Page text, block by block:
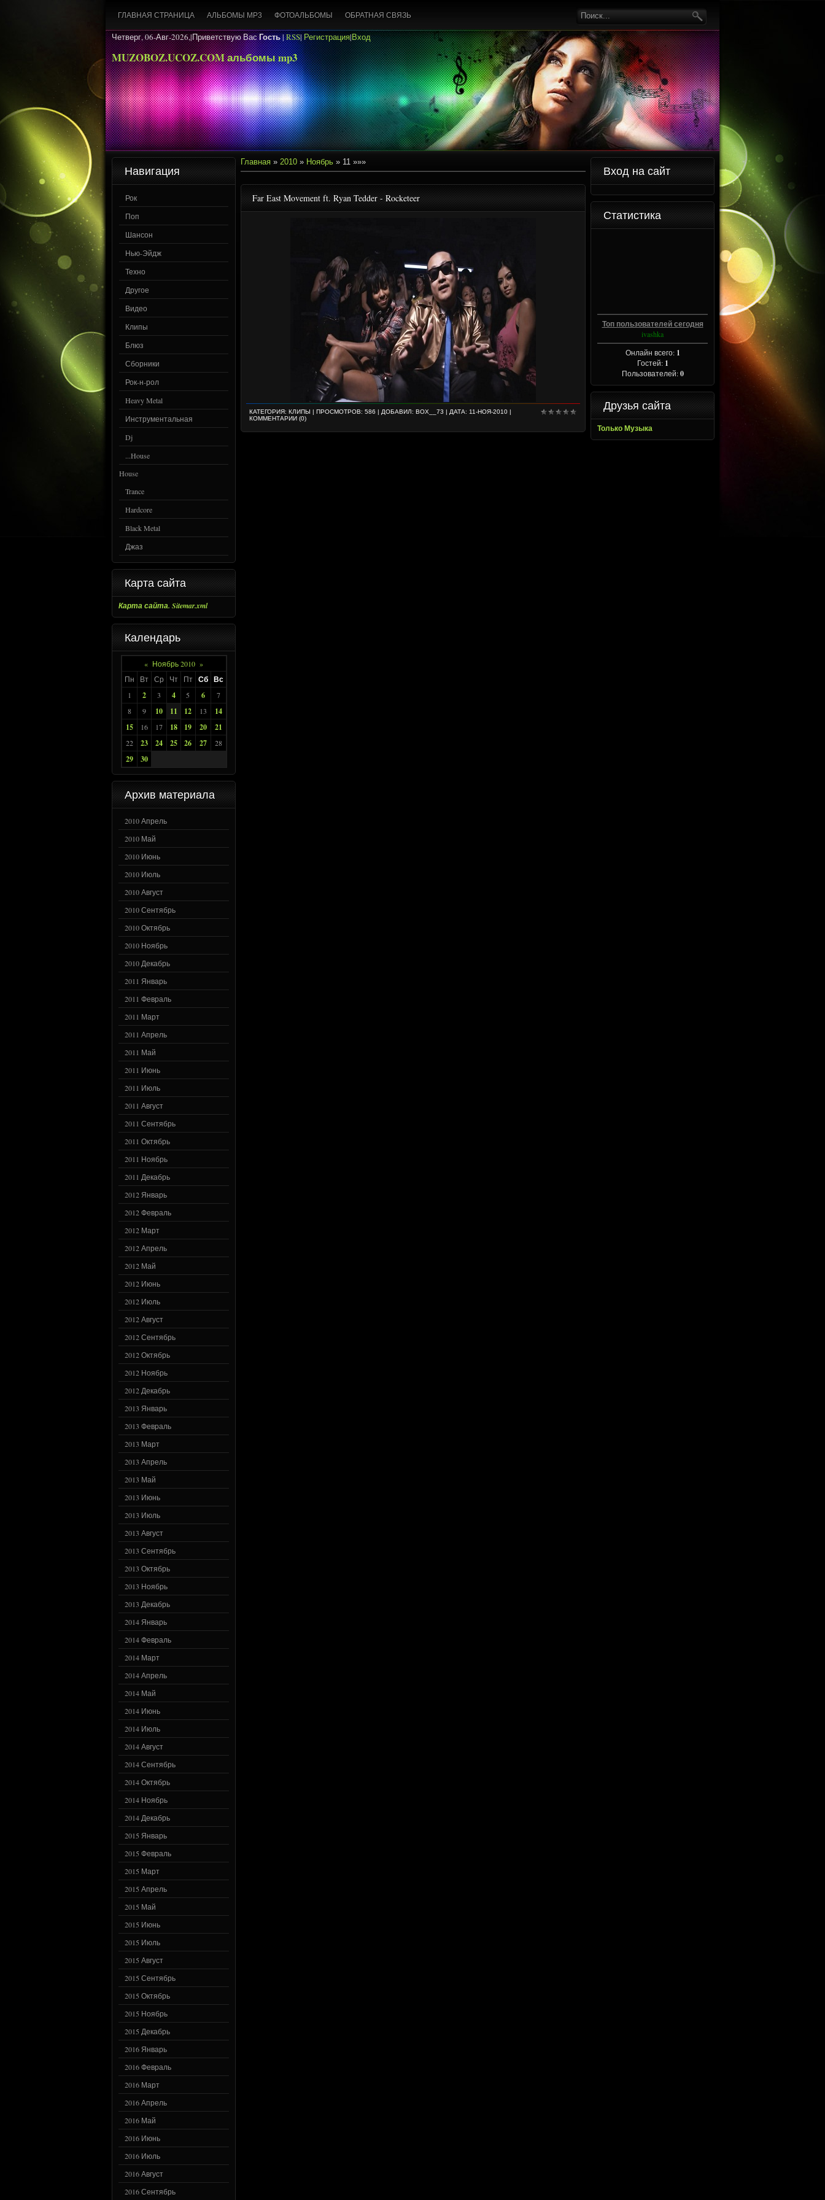
ГЛАВНАЯ СТРАНИЦА АЛЬБОМЫ MP3 ФОТОАЛЬБОМЫ ОБРАТНАЯ СВЯЗЬ
Четверг, 06-Авг-2026,|Приветствую ВасГость|RSS|Регистрация|Вход
MUZOBOZ.UCOZ.COM альбомы mp3
Навигация
Рок
Поп
Шансон
Нью-Эйдж
Техно
Другое
Видео
Клипы
Блюз
Сборники
Рок-н-рол
Heavy Metal
Инструментальная
Dj
...House
House
Trance
Hardcore
Black Metal
Джаз
Карта сайта
Карта сайта. Sitemar.xml
Календарь
« Ноябрь 2010 »
Пн
Вт Ср Чт Пт Сб Вс
1 2 3 4 5 6
7
8
9 10 11 12 13
14
15
16 17 18 19 20 21
22 23 24 25 26 27 28
29 30
Архив материала
2010 Апрель
2010 Май
2010 Июнь
2010 Июль
2010 Август
2010 Сентябрь
2010 Октябрь
2010 Ноябрь
2010 Декабрь
2011 Январь
2011 Февраль
2011 Март
2011 Апрель
2011 Май
2011 Июнь
2011 Июль
2011 Август
2011 Сентябрь
2011 Октябрь
2011 Ноябрь
2011 Декабрь
2012 Январь
2012 Февраль
2012 Март
2012 Апрель
2012 Май
2012 Июнь
2012 Июль
2012 Август
2012 Сентябрь
2012 Октябрь
2012 Ноябрь
2012 Декабрь
2013 Январь
2013 Февраль
2013 Март
2013 Апрель
2013 Май
2013 Июнь
2013 Июль
2013 Август
2013 Сентябрь
2013 Октябрь
2013 Ноябрь
2013 Декабрь
2014 Январь
2014 Февраль
2014 Март
2014 Апрель
2014 Май
2014 Июнь
2014 Июль
2014 Август
2014 Сентябрь
2014 Октябрь
2014 Ноябрь
2014 Декабрь
2015 Январь
2015 Февраль
2015 Март
2015 Апрель
2015 Май
2015 Июнь
2015 Июль
2015 Август
2015 Сентябрь
2015 Октябрь
2015 Ноябрь
2015 Декабрь
2016 Январь
2016 Февраль
2016 Март
2016 Апрель
2016 Май
2016 Июнь
2016 Июль
2016 Август
2016 Сентябрь
Главная » 2010 » Ноябрь » 11 »»»
Far East Movement ft. Ryan Tedder - Rocketeer
КАТЕГОРИЯ: КЛИПЫ | ПРОСМОТРОВ: 586 | ДОБАВИЛ: BOX__73 | ДАТА: 11-НОЯ-2010 |
КОММЕНТАРИИ (0)
Вход на сайт
Статистика
Топ пользователей сегодня
ivashka
Онлайн всего: 1
Гостей: 1
Пользователей:0
Друзья сайта
Только Музыка